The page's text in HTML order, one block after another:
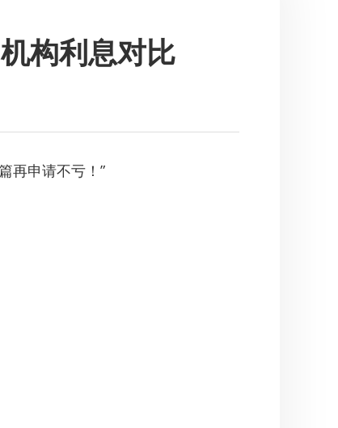
构利息对比
再申请不亏！”